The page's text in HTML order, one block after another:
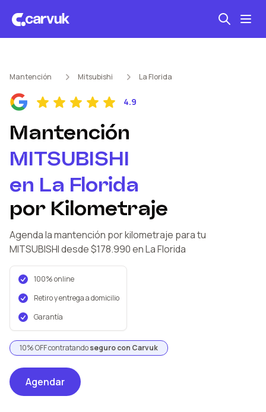
Mantención kilometraje
Revisión técnica
Mantención Mitsubishi La Florida
4.9
Mantención
MITSUBISHI
en La Florida
por Kilometraje
Agenda la mantención por kilometraje para tu
MITSUBISHIdesde $178.990en La Florida
100% online
Retiro y entrega a domicilio
Garantía
10% OFF contratandoseguro con Carvuk
Agendar